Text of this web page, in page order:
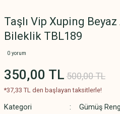
Taşlı Vip Xuping
Bileklik TBL189
0 yorum
350,00 TL 500,00 TL
*37,33 TL den başlayan taksitlerle!
Kategori
Gümüş